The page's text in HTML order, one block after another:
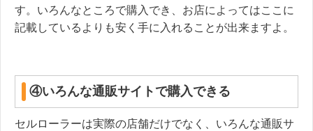
す。いろんなところで購入でき、お店によってはここに
記載しているよりも安く手に入れることが出来ますよ。
④いろんな通販サイトで購入できる
セルローラーは実際の店舗だけでなく、いろんな通販サ